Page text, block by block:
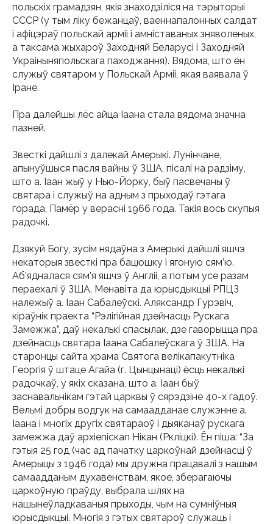
польскіх грамадзян, якія знаходзіліся на тэрыторыі
СССР (у тым ліку бежанцаў, ваеннапалонных салдат
і афіцэраў польскай арміі і амніставаных зняволеных,
а таксама жыхароў Заходняй Беларусі і Заходняй
Украіныняпольскага паходжання). Вядома, што ён
служыў святаром у Польскай Арміі, якая ваявала ў
Іране.
Пра далейшы лёс айца Іаана стала вядома значна
пазней.
Звесткі дайшлі з далекай Амерыкі. Лунінчане,
апынуўшыся пасля вайны ў ЗША, пісалі на радзіму,
што а. Іаан жыў у Нью-Йорку, быў пасвечаны ў
святара і служыў на адным з прыходаў гэтага
горада. Памёр у верасні 1966 года. Такія вось скупыя
радочкі.
Дзякуй Богу, зусім нядаўна з Амерыкі дайшлі яшчэ
некаторыя звесткі пра бацюшку і ягоную сям’ю.
Аб’ядналася сям’я яшчэ ў Англіі, а потым усе разам
пераехалі ў ЗША. Менавіта да юрысдыкцыі РПЦЗ
належыў а. Іаан Сабалеўскі. Аляксандр Гурэвіч,
кіраўнік праекта “Рэлігійная дзейнасць Рускага
Замежжа”, даў некалькі спасылак, дзе гаворыцца пра
дзейнасць святара Іаана Сабалеўскага ў ЗША. На
старонцы сайта храма Святога велікапакутніка
Георгія ў штаце Агайа (г. Цынцынаці) ёсць некалькі
радочкаў, у якіх сказана, што а. Іаан быў
заснавальнікам гэтай царквы ў сярэдзіне 40-х гадоў.
Вельмі добры водгук на самаадданае служэнне а.
Іаана і многіх другіх святараоў і дыяканаў рускага
замежжа даў архіепіскап Нікан (Ркліцкі). Ён піша: “За
гэтыя 25 год (час ад пачатку царкоўнай дзейнасці ў
Амерыцы з 1946 года) мы дружна працавалі з нашым
самаадданым духавенствам, якое, зберагаючы
царкоўную праўду, выбрала шлях на
нашынеўладкаваныя прыходы, чым на сумніўныя
юрысдыкцыі. Многія з гэтых святароў служаць і